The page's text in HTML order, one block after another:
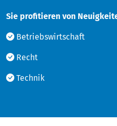
Sie profitieren von
Betriebswirtschaft
Recht
Technik